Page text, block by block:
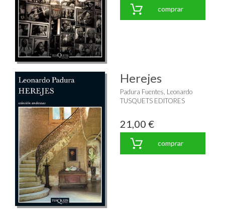
comprar
Herejes
Padura Fuentes, Leonardo
TUSQUETS EDITORES
21,00 €
comprar